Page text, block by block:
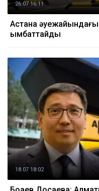
26.07 16:11
Астана әуежайындағы
қымбаттайды
18.07 18:02